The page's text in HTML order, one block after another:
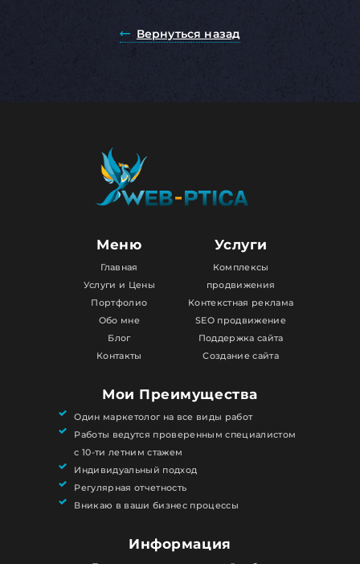
Вернуться назад
Меню
Главная
Услуги и Цены
Портфолио
Обо мне
Блог
Контакты
Услуги
Комплексы
продвижения
Контекстная реклама
SEO продвижение
Поддержка сайта
Создание сайта
Мои Преимущества
Один маркетолог на все виды работ
Работы ведутся проверенным специалистом
с 10-ти летним стажем
Индивидуальный подход
Регулярная отчетность
Вникаю в ваши бизнес процессы
Информация